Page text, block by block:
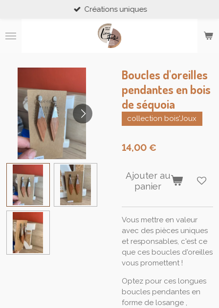
contenu
principal
Créations uniques
Boucles d'oreilles
pendantes en bois
de séquoia
collection bois'Joux
14,00 €
Ajouter au
panier
Vous mettre en valeur
avec des pièces uniques
et responsables, c'est ce
que ces boucles d'oreilles
vous promettent !
Optez pour ces longues
boucles pendantes en
forme de losange ,